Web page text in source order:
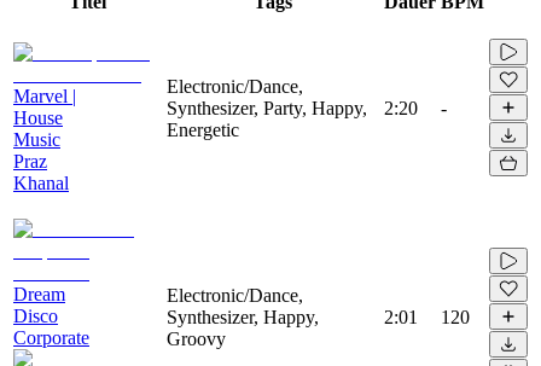
Marvel |
House
Music
Praz
Khanal
Electronic/Dance,
Synthesizer, Party, Happy,
Energetic
2:20 -
Dream
Disco
Corporate
Electronic/Dance,
Synthesizer, Happy,
Groovy
2:01 120